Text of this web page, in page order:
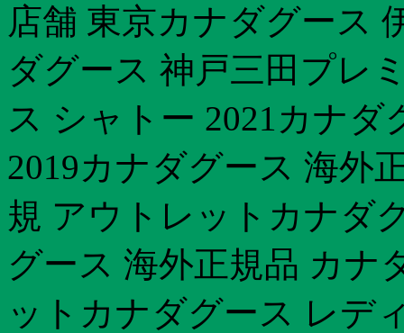
店舗 東京カナダグース
ダグース 神戸三田プレ
ス シャトー 2021カナ
2019カナダグース 海外
規 アウトレットカナダ
グース 海外正規品 カナ
ットカナダグース レデ